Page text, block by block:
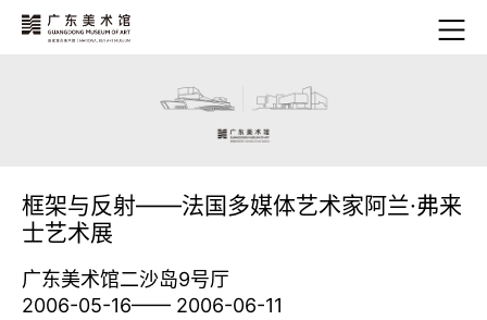
框架与反射——法国多媒体艺术家阿兰·弗来
士艺术展
广东美术馆二沙岛9号厅
2006-05-16—— 2006-06-11